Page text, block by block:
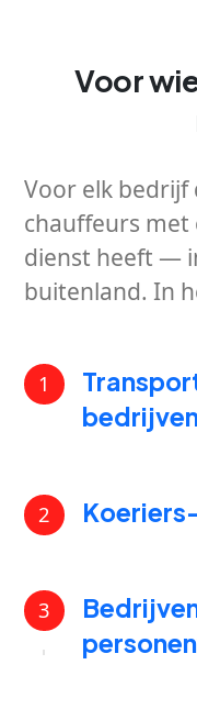
Voor
Voor elk bedrijf
chauffeurs met
dienst heeft —
buitenland. In
1
2
3